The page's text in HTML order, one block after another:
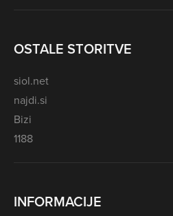
OSTALE STORITVE
siol.net
najdi.si
Bizi
1188
INFORMACIJE